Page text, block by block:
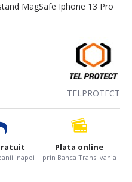
MagSafe Iphone 13 Pro
TELPROTECT
inapoi
Plata online
prin Banca Transilvania